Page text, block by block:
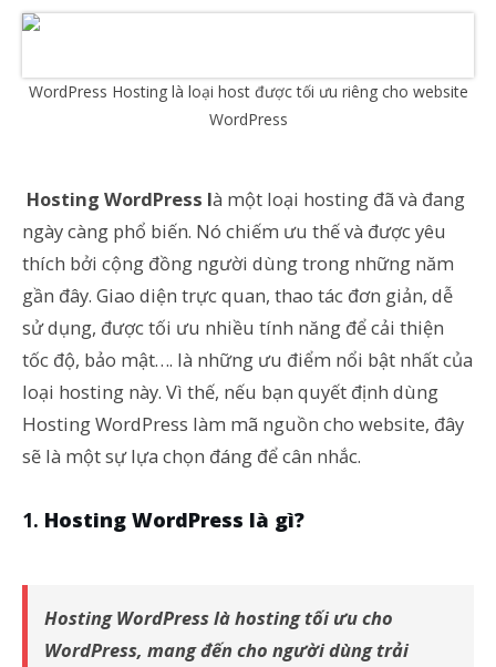
WordPress Hosting là loại host được tối ưu riêng cho website
WordPress
Hosting WordPress là một loại hosting đã và đang
ngày càng phổ biến. Nó chiếm ưu thế và được yêu
thích bởi cộng đồng người dùng trong những năm
gần đây. Giao diện trực quan, thao tác đơn giản, dễ
sử dụng, được tối ưu nhiều tính năng để cải thiện
tốc độ, bảo mật…. là những ưu điểm nổi bật nhất của
loại hosting này. Vì thế, nếu bạn quyết định dùng
Hosting WordPress làm mã nguồn cho website, đây
sẽ là một sự lựa chọn đáng để cân nhắc.
Hosting WordPress là gì?
Hosting WordPress là hosting tối ưu cho
WordPress, mang đến cho người dùng trải